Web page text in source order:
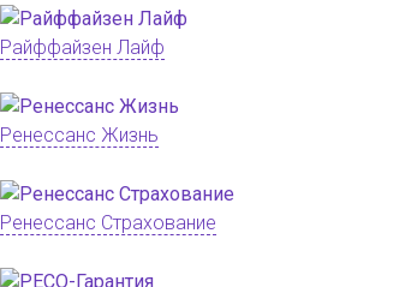
Райффайзен Лайф
Ренессанс Жизнь
Ренессанс Страхование